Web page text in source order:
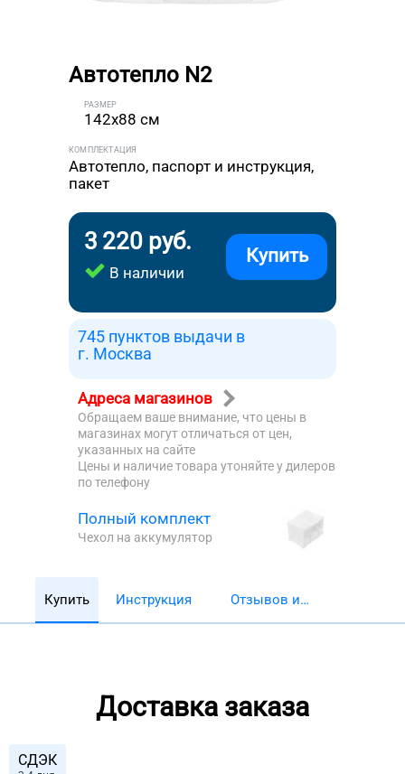
Автотепло N2
РАЗМЕР
142x88 см
КОМПЛЕКТАЦИЯ
Автотепло, паспорт и инструкция,
пакет
3 220 руб.
В наличии
Купить
745 пунктов выдачи в
г. Москва
Адреса магазинов
Обращаем ваше внимание, что цены в
магазинах могут отличаться от цен,
указанных на сайте
Цены и наличие товара утоняйте у дилеров
по телефону
Полный комплект
Чехол на аккумулятор
Купить Инструкция
Отзывов и
Доставка заказа
СДЭК